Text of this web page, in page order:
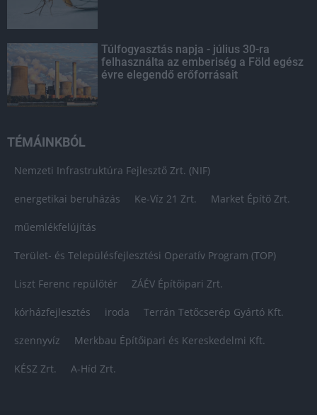
Túlfogyasztás napja - július 30-ra
felhasználta az emberiség a Föld egész
évre elegendő erőforrásait
TÉMÁINKBÓL
Nemzeti Infrastruktúra Fejlesztő Zrt. (NIF)
energetikai beruházás Ke-Víz 21 Zrt. Market Építő Zrt.
műemlékfelújítás
Terület- és Településfejlesztési Operatív Program (TOP)
Liszt Ferenc repülőtér ZÁÉV Építőipari Zrt.
kórházfejlesztés iroda Terrán Tetőcserép Gyártó Kft.
szennyvíz Merkbau Építőipari és Kereskedelmi Kft.
KÉSZ Zrt. A-Híd Zrt.